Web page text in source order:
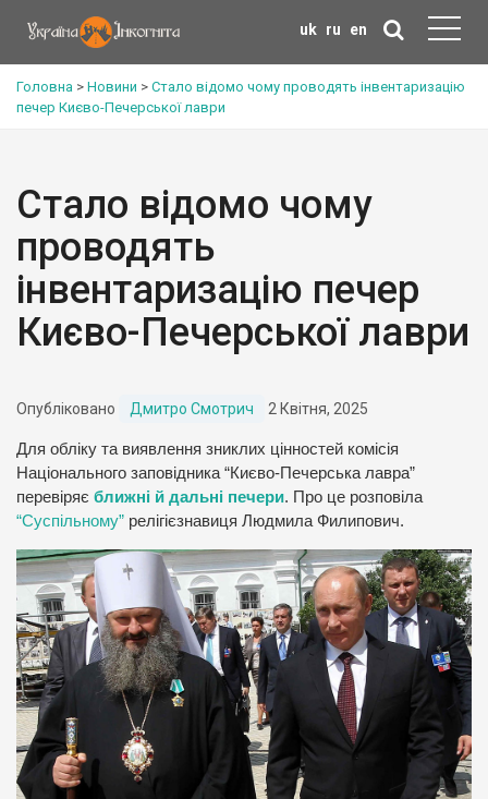
uk ru en
Головна > Новини > Стало відомо чому проводять інвентаризацію
печер Києво-Печерської лаври
Стало відомо чому
проводять
інвентаризацію печер
Києво-Печерської лаври
Опубліковано Дмитро Смотрич 2 Квітня, 2025
Для обліку та виявлення зниклих цінностей комісія
Національного заповідника “Києво-Печерська лавра”
перевіряє ближні й дальні печери. Про це розповіла
“Суспільному” релігієзнавиця Людмила Филипович.